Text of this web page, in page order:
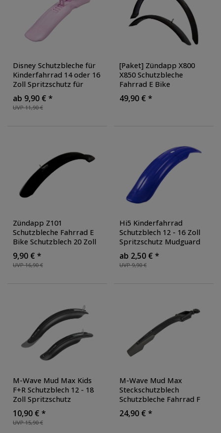
Disney Schutzbleche für
Kinderfahrrad 14 oder 16
Zoll Spritzschutz für
Fahrrad Schutzblech Set
Ausführung: vorne
rosa
UVP 11,90 €
ab 9,90 € *
[Paket] Zündapp X800
X850 Schutzbleche
Fahrrad E Bike
Schutzblech vorne hinten
Set 28 Zoll mit
49,90 € *
Zündapp Z101
Schutzbleche Fahrrad E
Bike Schutzblech 20 Zoll
mit Kabelführung und
Spritzschutz
Schmutzfänger
schwarz glänzend
UVP 16,90 €
9,90 € *
Hi5 Kinderfahrrad
Schutzblech 12 - 16 Zoll
Spritzschutz Mudguard
Schmutzfänger
Fahrradschutzblech
Steckschutzblech Set
UVP 9,90 €
ab 2,50 € *
M-Wave Mud Max Kids
F+R Schutzblech 12 - 18
Zoll Spritzschutz
Mudguard
Schmutzfänger
Fahrradschutzblech
UVP 15,90 €
10,90 € *
M-Wave Mud Max
Steckschutzblech
Schutzbleche Fahrrad F
III oder R III E Bike
Schutzblech Kunststoff
24,90 € *